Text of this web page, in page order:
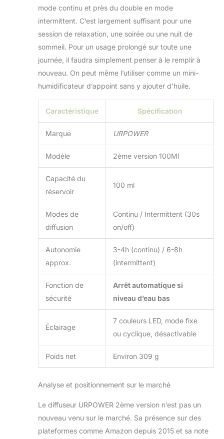
mode continu et près du double en mode
intermittent. C’est largement suffisant pour une
session de relaxation, une soirée ou une nuit de
sommeil. Pour un usage prolongé sur toute une
journée, il faudra simplement penser à le remplir à
nouveau. On peut même l’utiliser comme un mini-
humidificateur d’appoint sans y ajouter d’huile.
Caractéristique Spécification
Marque URPOWER
Modèle 2ème version 100Ml
Capacité du
réservoir
100 ml
Modes de
diffusion
Continu / Intermittent (30s
on/off)
Autonomie
approx.
3-4h (continu) / 6-8h
(intermittent)
Fonction de
sécurité
Arrêt automatique si
niveau d’eau bas
Éclairage
7 couleurs LED, mode fixe
ou cyclique, désactivable
Poids net Environ 309 g
Analyse et positionnement sur le marché
Le diffuseur URPOWER 2ème version n’est pas un
nouveau venu sur le marché. Sa présence sur des
plateformes comme Amazon depuis 2015 et sa note